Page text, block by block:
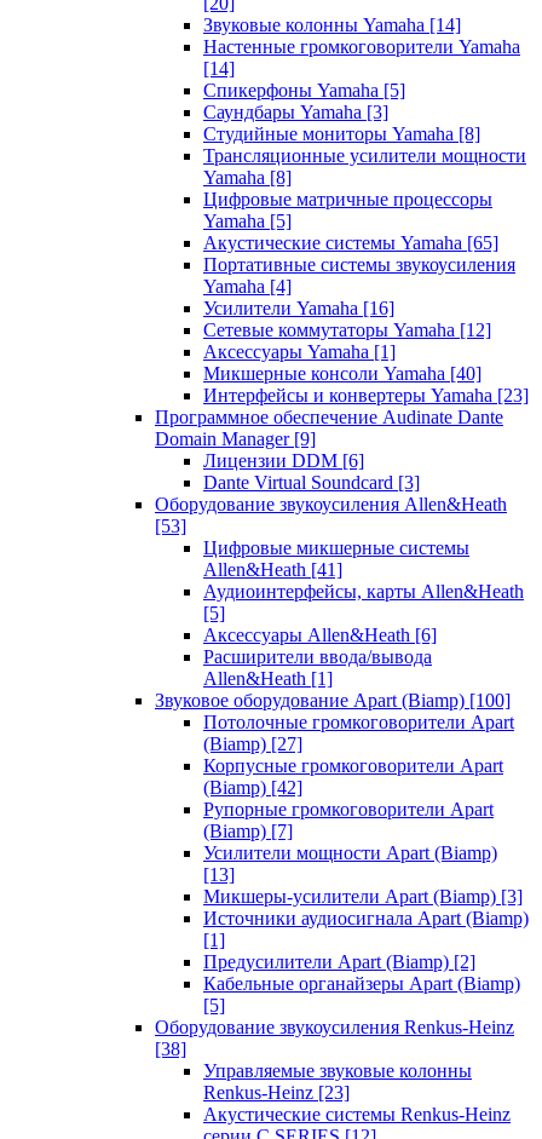
Звуковые колонны Yamaha [14]
Настенные громкоговорители Yamaha
[14]
Спикерфоны Yamaha [5]
Саундбары Yamaha [3]
Студийные мониторы Yamaha [8]
Трансляционные усилители мощности
Yamaha [8]
Цифровые матричные процессоры
Yamaha [5]
Акустические системы Yamaha [65]
Портативные системы звукоусиления
Yamaha [4]
Усилители Yamaha [16]
Сетевые коммутаторы Yamaha [12]
Аксессуары Yamaha [1]
Микшерные консоли Yamaha [40]
Интерфейсы и конвертеры Yamaha [23]
Программное обеспечение Audinate Dante
Domain Manager [9]
Лицензии DDM [6]
Dante Virtual Soundcard [3]
Оборудование звукоусиления Allen&Heath
[53]
Цифровые микшерные системы
Allen&Heath [41]
Аудиоинтерфейсы, карты Allen&Heath
[5]
Аксессуары Allen&Heath [6]
Расширители ввода/вывода
Allen&Heath [1]
Звуковое оборудование Apart (Biamp) [100]
Потолочные громкоговорители Apart
(Biamp) [27]
Корпусные громкоговорители Apart
(Biamp) [42]
Рупорные громкоговорители Apart
(Biamp) [7]
Усилители мощности Apart (Biamp)
[13]
Микшеры-усилители Apart (Biamp) [3]
Источники аудиосигнала Apart (Biamp)
[1]
Предусилители Apart (Biamp) [2]
Кабельные органайзеры Apart (Biamp)
[5]
Оборудование звукоусиления Renkus-Heinz
[38]
Управляемые звуковые колонны
Renkus-Heinz [23]
Акустические системы Renkus-Heinz